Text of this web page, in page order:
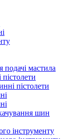
мастила
пістолети
шин
інструменту